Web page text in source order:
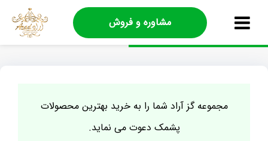
مشاوره و فروش
مجموعه گز آراد شما را به خرید بهترین محصولات
پشمک دعوت می نماید.